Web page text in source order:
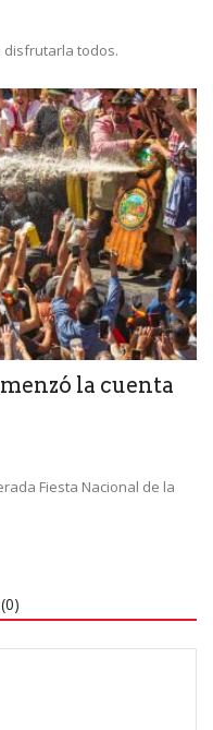
disfrutarla todos.
la cuenta
Fiesta Nacional de la
0)